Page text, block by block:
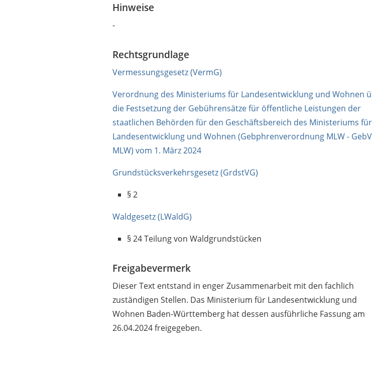
Hinweise
-
Rechtsgrundlage
Vermessungsgesetz (VermG)
Verordnung des Ministeriums für Landesentwicklung und Wohnen
die Festsetzung der Gebührensätze für öffentliche Leistungen der
staatlichen Behörden für den Geschäftsbereich des Ministeriums für
Landesentwicklung und Wohnen (Gebphrenverordnung MLW -
MLW) vom 1. März 2024
Grundstücksverkehrsgesetz (GrdstVG)
§ 2
Waldgesetz (LWaldG)
§ 24Teilung von Waldgrundstücken
Freigabevermerk
Dieser Text entstand in enger Zusammenarbeit mit den fachlich
zuständigen Stellen. Das Ministerium für Landesentwicklung und
Wohnen Baden-Württemberg hat dessen ausführliche Fassung am
26.04.2024 freigegeben.